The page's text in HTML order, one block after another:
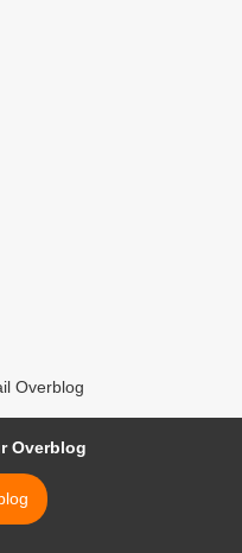
Overblog
Overblog